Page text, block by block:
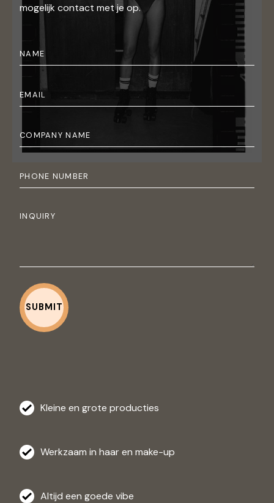
mogelijk contact met je op.
Kleine en grote producties
Werkzaam in haar en make-up
Altijd een goede vibe